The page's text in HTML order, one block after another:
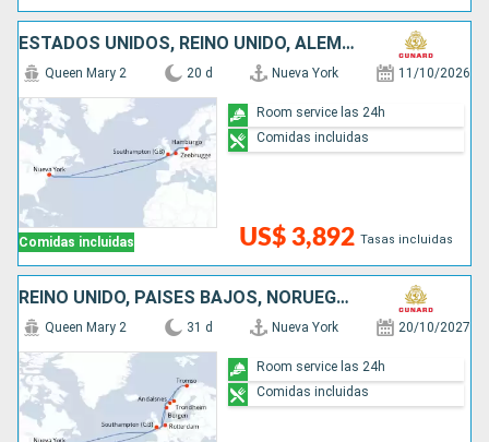
ESTADOS UNIDOS, REINO UNIDO, ALEMANIA, BÉLGICA
Comidas incluidas
Queen Mary 2 20 d Nueva York 11/10/2026
US$ 3,892 Tasas incluidas
Room service las 24h
Comidas incluidas
REINO UNIDO, PAISES BAJOS, NORUEGA, ESTADOS UNIDOS
Queen Mary 2 31 d Nueva York 20/10/2027
Room service las 24h
Comidas incluidas